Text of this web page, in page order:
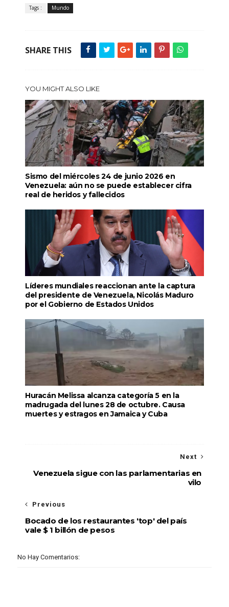
Tags : Mundo
SHARE THIS
YOU MIGHT ALSO LIKE
Sismo del miércoles 24 de junio 2026 en
Venezuela: aún no se puede establecer cifra
real de heridos y fallecidos
Líderes mundiales reaccionan ante la captura
del presidente de Venezuela, Nicolás Maduro
por el Gobierno de Estados Unidos
Huracán Melissa alcanza categoría 5 en la
madrugada del lunes 28 de octubre. Causa
muertes y estragos en Jamaica y Cuba
Next
Venezuela sigue con las parlamentarias en
vilo
Previous
Bocado de los restaurantes 'top' del país
vale $ 1 billón de pesos
No Hay Comentarios: